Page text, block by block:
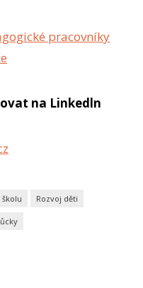
pracovníky
na Linkedln
Rozvoj děti